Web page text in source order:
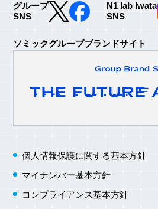
グループ
SNS
N1 lab Iwata
SNS
ソミックグループブランドサイト
個人情報保護に関する基本方針
マイナンバー基本方針
コンプライアンス基本方針